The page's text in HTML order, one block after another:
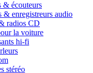
& écouteurs
& enregistreurs audio
radios CD
la voiture
hi-fi
stéréo